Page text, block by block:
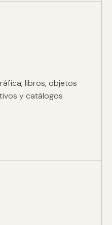
libros, objetos
y catálogos